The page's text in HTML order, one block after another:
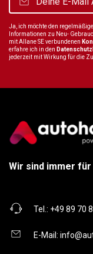
Ja, ich möchte den
Informationen zu Neu-
mit Allane SE verbundenen
erfahre ich in den
jederzeit mit Wirkung für die
Wir sind immer für
Tel.: +49 89 70
E-Mail: